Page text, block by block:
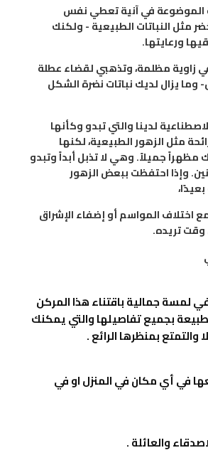
الموضوعة في آنية تعطي نفس
مثل النباتات الطبيعية - ولكنك
ورعايتها.
زاوية مظلمة، وتذهبي لقضاء عطلة
وما يزال لديك نباتات نضرة الشكل
لدينا والتي تبدو وكأنها
مثل الزهور الطبيعية، لكنها
جميلاً. وهي لا تذبل أبداً وتبدو
وإذا احتفظت ببعض الزهور
اختلاف المواسم أو إضفاء الإشراق
تريده.
لمسة جمالية باقتناء هذا المركن
بجميع تفاصيلها والتي يمكنك
والتمتع بمنظرها الرائع .
في أي مكان في المنزل او في
والعائلة .